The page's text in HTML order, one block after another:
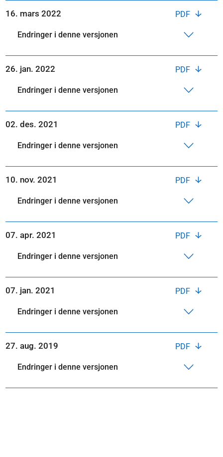
PDF
16. mars 2022
Endringer i denne versjonen
PDF
26. jan. 2022
Endringer i denne versjonen
PDF
02. des. 2021
Endringer i denne versjonen
PDF
10. nov. 2021
Endringer i denne versjonen
PDF
07. apr. 2021
Endringer i denne versjonen
PDF
07. jan. 2021
Endringer i denne versjonen
PDF
27. aug. 2019
Endringer i denne versjonen